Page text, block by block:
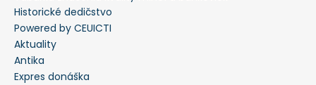
Historické dedičstvo
Powered by CEUICTI
Aktuality
Antika
Expres donáška